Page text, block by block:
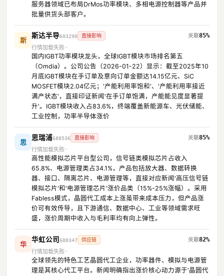
服务器领域已布局DrMos功率模块、多相电源控制器等产品并
批量供货头部客户。
斯
斯达半导603290 直接影响
85%
行情加载失败
国内IGBT功率模块龙头，全球IGBT模块市场排名第五
（Omdia）。公司公告（2026-01-22）显示：截至2025年10
月底IGBT模块在手订单及意向订单金额达14.15亿元、SiC
MOSFET模块2.04亿元；'产能利用率饱和'、'产能利用率接近
满产状态'，直接印证新闻'在手订单饱满，产能能见度显著提
升'。IGBT模块收入占83.6%，终端覆盖新能源车、光伏储能、
工业控制，功率半导体涨价
思
思瑞浦688536 直接影响
85%
行情加载失败
高性能模拟芯片平台型公司，信号链类模拟芯片占收入
65.8%、电源管理类占34.1%，产品包括放大器、数据转换
器、接口、隔离芯片、电源管理等，直接对应新闻'高压信号链
模拟芯片'和'电源管理芯片'涨价品类（15%-25%涨幅）。采用
Fabless模式，晶圆代工成本上涨虽带来成本压力，但产品涨
价可有效传导，且下游通信、数据中心、工业等领域需求旺
盛，涨价周期中收入与毛利率均有向上弹性。
华
华虹公司 688347 供应链
82%
行情加载失败
全球领先的特色工艺晶圆代工企业，功率器件、模拟与电源管
理是其核心代工平台。新闻明确指出涨价核心动力源于'晶圆代